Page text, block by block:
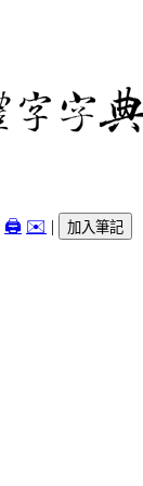
🖨️ ✉️ | 加入筆記